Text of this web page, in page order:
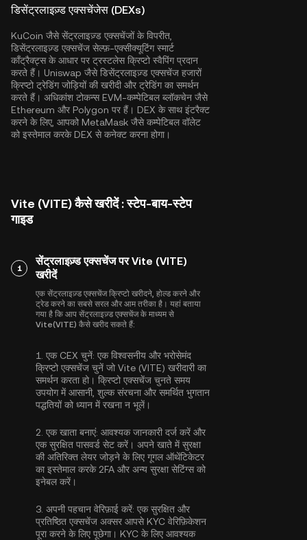
डिसेंट्रलाइज़्ड एक्सचेंजेस (DEXs)
KuCoin जैसे सेंट्रलाइज़्ड एक्सचेंजों के विपरीत,
डिसेंट्रलाइज़्ड एक्सचेंज सेल्फ़-एक्सीक्यूटिंग स्मार्ट
कॉंट्रैक्ट्स के आधार पर ट्रस्टलेस क्रिप्टो स्वैपिंग प्रदान
करते हैं। Uniswap जैसे डिसेंट्रलाइज़्ड एक्सचेंज हजारों
क्रिप्टो ट्रेडिंग जोड़ियों की खरीदी और ट्रेडिंग का समर्थन
करते हैं। अधिकांश टोकन्स EVM-कम्पेटिबल ब्लॉकचेन जैसे
Ethereum और Polygon पर हैं। DEX के साथ इंटरैक्ट
करने के लिए, आपको MetaMask जैसे कम्पेटिबल वॉलेट
को इस्तेमाल करके DEX से कनेक्ट करना होगा।
Vite (VITE) कैसे खरीदें : स्टेप-बाय-स्टेप
गाइड
1
सेंट्रलाइज़्ड एक्सचेंज पर Vite (VITE)
खरीदें
एक सेंट्रलाइज़्ड एक्सचेंज क्रिप्टो खरीदने, होल्ड करने और
ट्रेड करने का सबसे सरल और आम तरीका है। यहां बताया
गया है कि आप सेंट्रलाइज़्ड एक्सचेंज के माध्यम से
Vite(VITE) कैसे खरीद सकते हैं:
1. एक CEX चुनें: एक विश्वसनीय और भरोसेमंद
क्रिप्टो एक्सचेंज चुनें जो Vite (VITE) खरीदारी का
समर्थन करता हो। क्रिप्टो एक्सचेंज चुनते समय
उपयोग में आसानी, शुल्क संरचना और समर्थित भुगतान
पद्धतियों को ध्यान में रखना न भूलें।
2. एक खाता बनाएं: आवश्यक जानकारी दर्ज करें और
एक सुरक्षित पासवर्ड सेट करें। अपने खाते में सुरक्षा
की अतिरिक्त लेयर जोड़ने के लिए गूगल ऑथेंटिकेटर
का इस्तेमाल करके 2FA और अन्य सुरक्षा सेटिंग्स को
इनेबल करें।
3. अपनी पहचान वेरिफ़ाई करें: एक सुरक्षित और
प्रतिष्ठित एक्सचेंज अक्सर आपसेKYC वेरिफ़िकेशन
पूरा करने के लिए पूछेगा। KYC के लिए आवश्यक